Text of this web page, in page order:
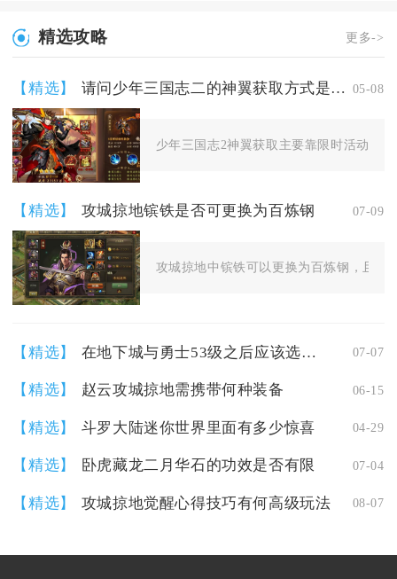
精选攻略 更多->
【精选】 请问少年三国志二的神翼获取方式是什么 05-08
少年三国志2神翼获取主要靠限时活动、
【精选】 攻城掠地镔铁是否可更换为百炼钢 07-09
攻城掠地中镔铁可以更换为百炼钢，且是
【精选】 在地下城与勇士53级之后应该选择去哪个地图刷经验呢 07-07
【精选】 赵云攻城掠地需携带何种装备 06-15
【精选】 斗罗大陆迷你世界里面有多少惊喜 04-29
【精选】 卧虎藏龙二月华石的功效是否有限 07-04
【精选】 攻城掠地觉醒心得技巧有何高级玩法 08-07